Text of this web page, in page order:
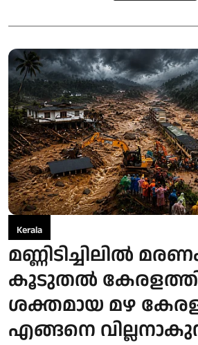
Kerala
മണ്ണിടിച്ചിലിൽ
കൂടുതൽ
ശക്തമായ മഴ
എങ്ങനെ